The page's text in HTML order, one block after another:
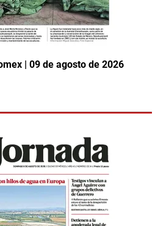
| 09 de agosto de 2026